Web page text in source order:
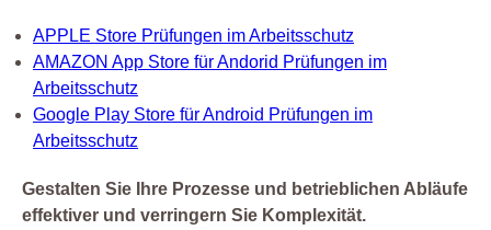
APPLE Store Prüfungen im Arbeitsschutz
AMAZON App Store für Andorid Prüfungen im
Arbeitsschutz
Google Play Store für Android Prüfungen im
Arbeitsschutz
Gestalten Sie Ihre Prozesse und betrieblichen Abläufe
effektiver und verringern Sie Komplexität.